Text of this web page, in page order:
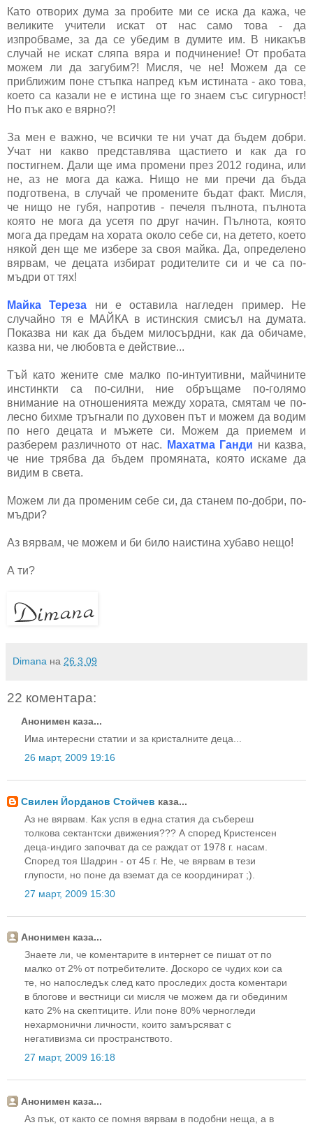
Като отворих дума за пробите ми се иска да кажа, че
великите учители искат от нас само това - да
изпробваме, за да се убедим в думите им. В никакъв
случай не искат сляпа вяра и подчинение! От пробата
можем ли да загубим?! Мисля, че не! Можем да се
приближим поне стъпка напред към истината - ако това,
което са казали не е истина ще го знаем със сигурност!
Но пък ако е вярно?!
За мен е важно, че всички те ни учат да бъдем добри.
Учат ни какво представлява щастието и как да го
постигнем. Дали ще има промени през 2012 година, или
не, аз не мога да кажа. Нищо не ми пречи да бъда
подготвена, в случай че промените бъдат факт. Мисля,
че нищо не губя, напротив - печеля пълнота, пълнота
която не могa да усетя по друг начин. Пълнота, която
мога да предам на хората около себе си, на детето, което
някой ден ще ме избере за своя майка. Да, определено
вярвам, че децата избират родителите си и че са по-
мъдри от тях!
Майка Тереза ни е оставила нагледен пример. Не
случайно тя е МАЙКА в истинския смисъл на думата.
Показва ни как да бъдем милосърдни, как да обичаме,
казва ни, че любовта е действие...
Тъй като жените сме малко по-интуитивни, майчините
инстинкти са по-силни, ние обръщаме по-голямо
внимание на отношенията между хората, смятам че по-
лесно бихме тръгнали по духовен път и можем да водим
по него децата и мъжете си. Можем да приемем и
разберем различното от нас.
Махатма Ганди ни казва,
че ние трябва да бъдем промяната, която искаме да
видим в света.
Можем ли да променим себе си, да станем по-добри, по-
мъдри?
Аз вярвам, че можем и би било наистина хубаво нещо!
А ти?
Dimana на 26.3.09
22 коментара:
Анонимен каза...
Има интересни статии и за кристалните деца...
26 март, 2009 19:16
Свилен Йорданов Стойчев каза...
Аз не вярвам. Как успя в една статия да събереш
толкова сектантски движения??? А според Кристенсен
деца-индиго започват да се раждат от 1978 г. насам.
Според тоя Шадрин - от 45 г. Не, че вярвам в тези
глупости, но поне да вземат да се координират ;).
27 март, 2009 15:30
Анонимен каза...
Знаете ли, че коментарите в интернет се пишат от по
малко от 2% от потребителите. Доскоро се чудих кои са
те, но напоследък след като проследих доста коментари
в блогове и вестници си мисля че можем да ги обединим
като 2% на скептиците. Или поне 80% черногледи
нехармонични личности, които замърсяват с
негативизма си пространството.
27 март, 2009 16:18
Анонимен каза...
Аз пък, от както се помня вярвам в подобни неща, а в